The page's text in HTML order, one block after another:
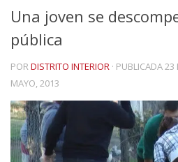
Una joven se
pública
PORDISTRITO INTERIOR · PUBLICADA23
MAYO, 2013